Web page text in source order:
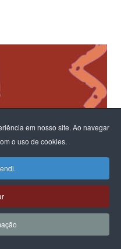
em nosso site. Ao navegar
o uso de cookies.